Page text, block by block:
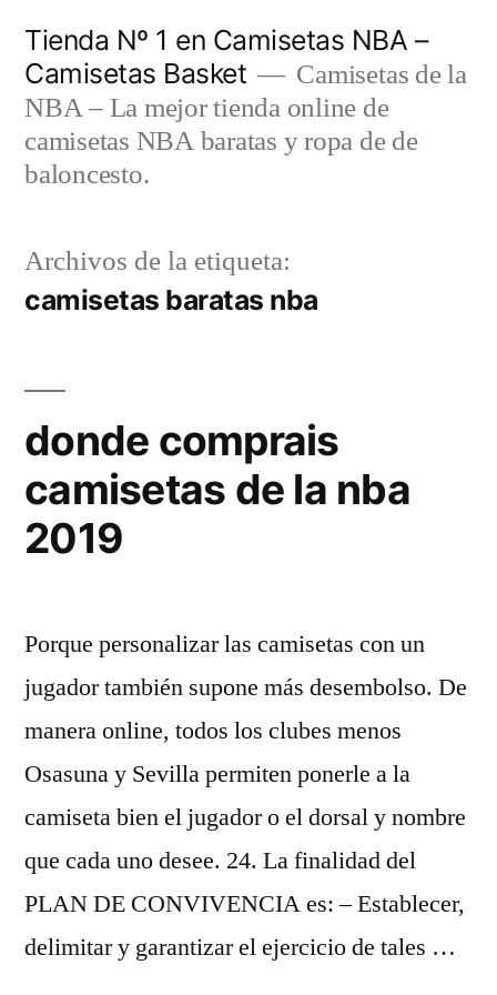
contenido
Tienda Nº 1 en Camisetas NBA –
Camisetas Basket
Camisetas de la
NBA – La mejor tienda online de
camisetas NBA baratas y ropa de de
baloncesto.
Archivos de la etiqueta:
camisetas baratas nba
donde comprais
camisetas de la nba
2019
Porque personalizar las camisetas con un
jugador también supone más desembolso. De
manera online, todos los clubes menos
Osasuna y Sevilla permiten ponerle a la
camiseta bien el jugador o el dorsal y nombre
que cada uno desee. 24. La finalidad del
PLAN DE CONVIVENCIA es: – Establecer,
delimitar y garantizar el ejercicio de tales …